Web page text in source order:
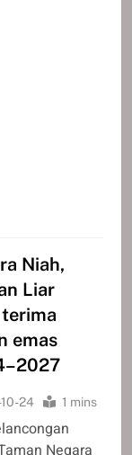
Niah,
Liar
emas
24 1 mins